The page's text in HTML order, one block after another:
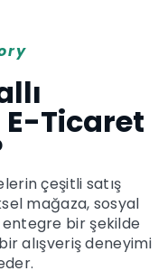
Ticaret
çeşitli satış
mağaza, sosyal
bir şekilde
alışveriş deneyimi